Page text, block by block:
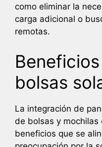
como eliminar la
carga adicional o
remotas.
bolsas
La integración de
de bolsas y mochilas
beneficios que se